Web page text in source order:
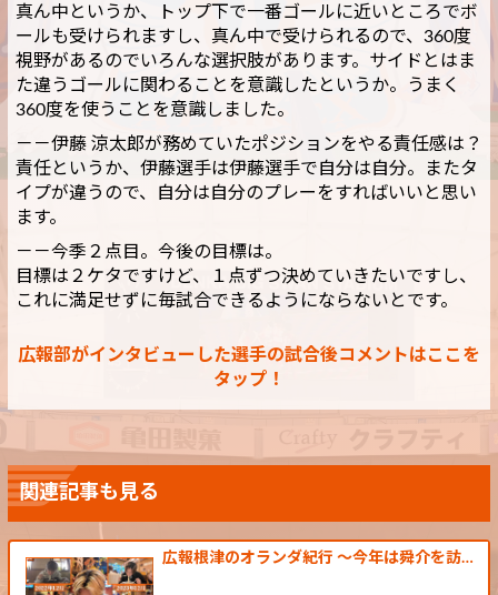
真ん中というか、トップ下で一番ゴールに近いところでボ
ールも受けられますし、真ん中で受けられるので、360度
視野があるのでいろんな選択肢があります。サイドとはま
た違うゴールに関わることを意識したというか。うまく
360度を使うことを意識しました。
－－伊藤 涼太郎が務めていたポジションをやる責任感は？
責任というか、伊藤選手は伊藤選手で自分は自分。またタ
イプが違うので、自分は自分のプレーをすればいいと思い
ます。
－－今季２点目。今後の目標は。
目標は２ケタですけど、１点ずつ決めていきたいですし、
これに満足せずに毎試合できるようにならないとです。
広報部がインタビューした選手の試合後コメントはここを
タップ！
関連記事も見る
広報根津のオランダ紀行 ～今年は舜介を訪…